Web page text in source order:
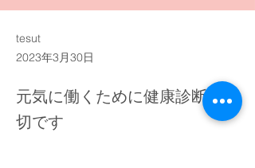
tesut
2023年3月30日
元気に働くために健康診断が大
切です